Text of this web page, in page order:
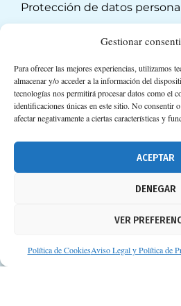
Gestionar
Para ofrecer las mejores experiencias, utilizamos
almacenar y/o acceder a la información del
tecnologías nos permitirá procesar datos como el
identificaciones únicas en este sitio. No consentir
afectar negativamente a ciertas características y
ACEPTAR
DENEGAR
VER
Política de CookiesAviso Legal y Política de
Protección de datos